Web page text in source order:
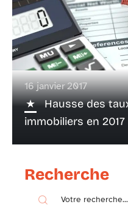
16 janvier 2017
Hausse des
immobiliers en 2017
Recherche